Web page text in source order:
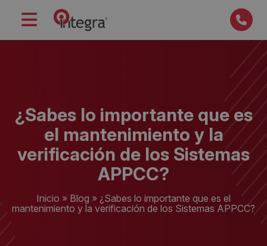
¿Sabes lo importante que es
el mantenimiento y la
verificación de los Sistemas
APPCC?
Inicio » Blog » ¿Sabes lo importante que es el
mantenimiento y la verificación de los Sistemas APPCC?